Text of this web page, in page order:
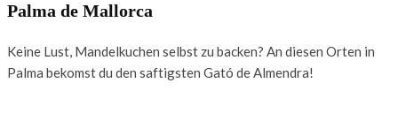
Palma de Mallorca
Keine Lust, Mandelkuchen selbst zu backen? An diesen Orten in
Palma bekomst du den saftigsten Gató de Almendra!